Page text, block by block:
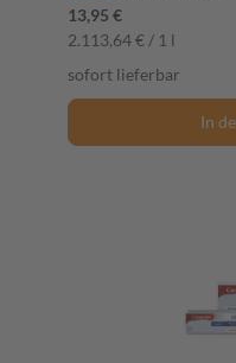
13,95 €
2.113,64 € / 1 l
sofort lieferbar
In